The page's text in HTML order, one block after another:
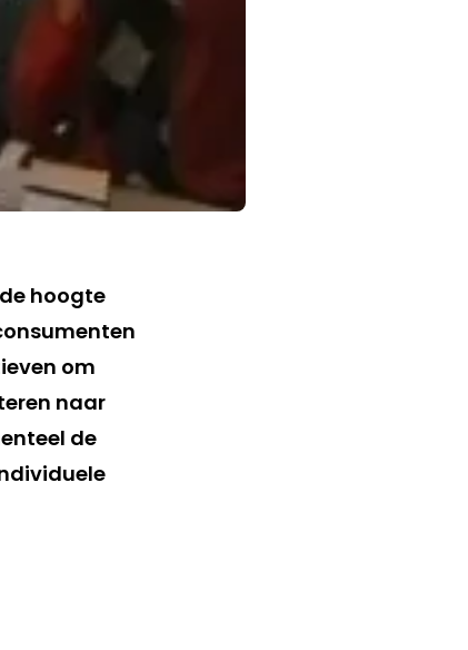
hoogte
om
naar
de